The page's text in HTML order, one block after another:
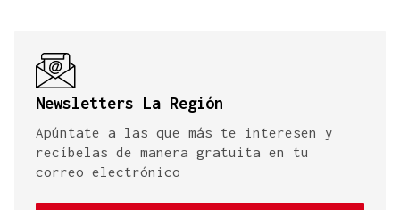
Newsletters La Región
Apúntate a las que más te interesen y
recíbelas de manera gratuita en tu
correo electrónico